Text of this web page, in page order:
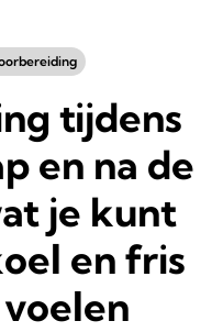
tijdens
en na de
je kunt
en fris